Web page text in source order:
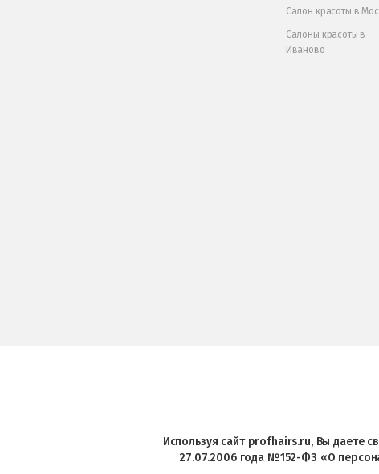
Салон красоты в
Салоны красоты в
Иваново
Используя сайт profhairs.ru, Вы даете
27.07.2006 года №152-ФЗ «О